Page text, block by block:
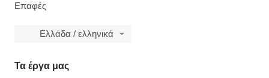
Επαφές
Ελλάδα / ελληνικά
Τα έργα μας